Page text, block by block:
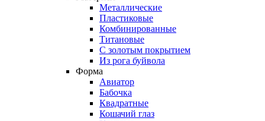
Металлические
Пластиковые
Комбинированные
Титановые
С золотым покрытием
Из рога буйвола
Форма
Авиатор
Бабочка
Квадратные
Кошачий глаз